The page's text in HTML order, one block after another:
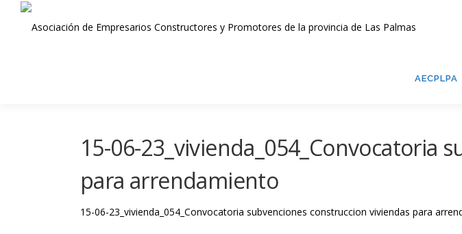
Saltar
AECPLPA
15-06-23_vivienda_054_Convocatoria
para arrendamiento
15-06-23_vivienda_054_Convocatoria subvenciones construccion viviendas para